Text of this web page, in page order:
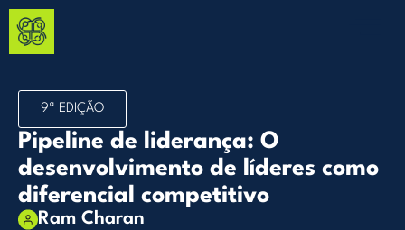
9ª EDIÇÃO
Pipeline de liderança: O
desenvolvimento de líderes como
diferencial competitivo
Ram Charan